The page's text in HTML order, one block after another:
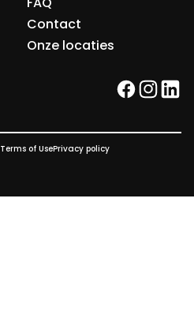
Contact
Onze locaties
facebook
Terms of UsePrivacy policy